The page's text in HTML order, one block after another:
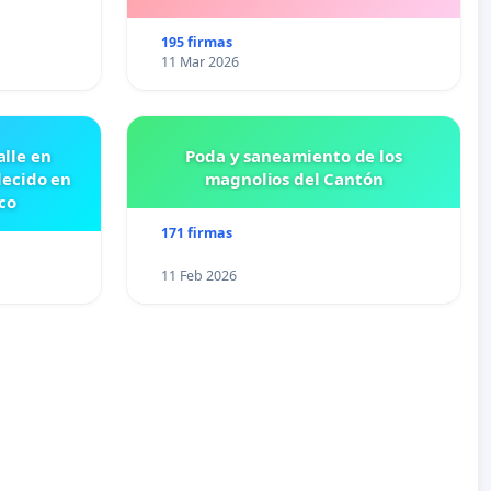
195 firmas
11 Mar 2026
en
en
Poda y saneamiento de los
magnolios del Cantón
171 firmas
11 Feb 2026